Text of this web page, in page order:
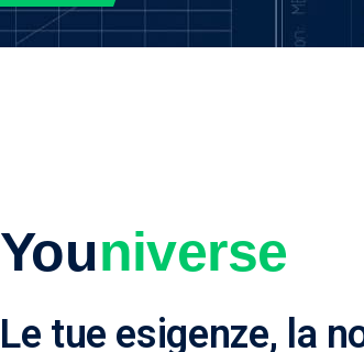
Youniverse
Le tue esigenze, la